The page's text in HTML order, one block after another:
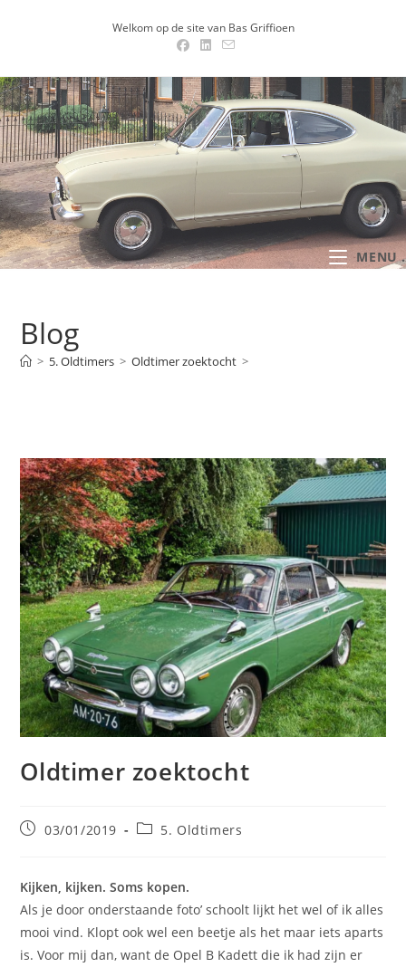
Welkom op de site van Bas Griffioen
MENU .
Blog
> 5. Oldtimers > Oldtimer zoektocht >
Oldtimer zoektocht
Bericht03/01/2019 Berichtcategorie:
5. Oldtimers
Kijken, kijken. Soms kopen.
Als je door onderstaande foto’ schoolt lijkt het wel of ik alles
mooi vind. Klopt ook wel een beetje als het maar iets aparts
is. Voor mij dan, want de Opel B Kadett die ik had zijn er